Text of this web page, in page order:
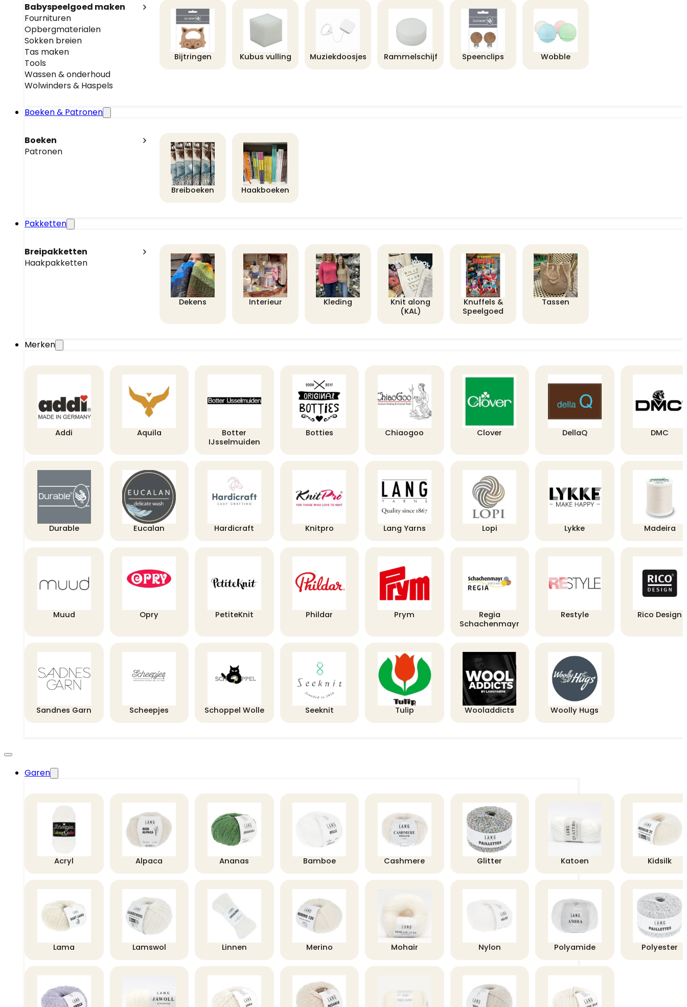
Babyspeelgoed maken
Fournituren
Opbergmaterialen
Sokken breien
Tas maken
Tools
Wassen & onderhoud
Wolwinders & Haspels
Bijtringen Kubus vulling Muziekdoosjes Rammelschijf Speenclips Wobble
Boeken & Patronen
Boeken
Patronen
Breiboeken Haakboeken
Pakketten
Breipakketten
Haakpakketten
Dekens Interieur Kleding
Knit along
(KAL)
Knuffels &
Speelgoed
Tassen
Merken
Addi Aquila
Botter
IJsselmuiden
Botties Chiaogoo Clover DellaQ DMC
Durable Eucalan Hardicraft Knitpro Lang Yarns Lopi Lykke Madeira
Muud Opry PetiteKnit Phildar Prym
Regia
Schachenmayr
Restyle Rico Design
Sandnes Garn Scheepjes Schoppel Wolle Seeknit Tulip Wooladdicts Woolly Hugs
Garen
Acryl Alpaca Ananas Bamboe Cashmere Glitter Katoen Kidsilk
Lama Lamswol Linnen Merino Mohair Nylon Polyamide Polyester